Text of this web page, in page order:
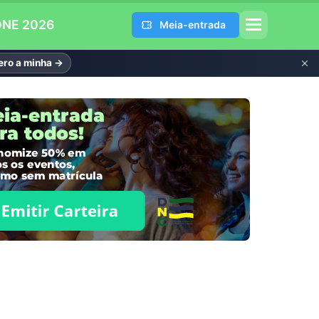
2026 Meia-entrada
a minha →